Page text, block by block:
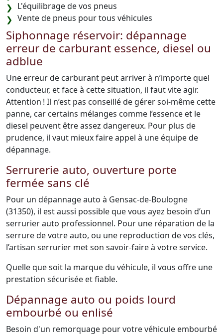
L'équilibrage de vos pneus
Vente de pneus pour tous véhicules
Siphonnage réservoir: dépannage
erreur de carburant essence, diesel ou
adblue
Une erreur de carburant peut arriver à n’importe quel
conducteur, et face à cette situation, il faut vite agir.
Attention ! Il n’est pas conseillé de gérer soi-même cette
panne, car certains mélanges comme l’essence et le
diesel peuvent être assez dangereux. Pour plus de
prudence, il vaut mieux faire appel à une équipe de
dépannage.
Serrurerie auto, ouverture porte
fermée sans clé
Pour un dépannage auto à Gensac-de-Boulogne
(31350), il est aussi possible que vous ayez besoin d’un
serrurier auto professionnel. Pour une réparation de la
serrure de votre auto, ou une reproduction de vos clés,
l’artisan serrurier met son savoir-faire à votre service.
Quelle que soit la marque du véhicule, il vous offre une
prestation sécurisée et fiable.
Dépannage auto ou poids lourd
embourbé ou enlisé
Besoin d'un remorquage pour votre véhicule embourbé